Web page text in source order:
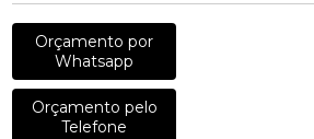
Orçamento por
Whatsapp
Orçamento pelo
Telefone